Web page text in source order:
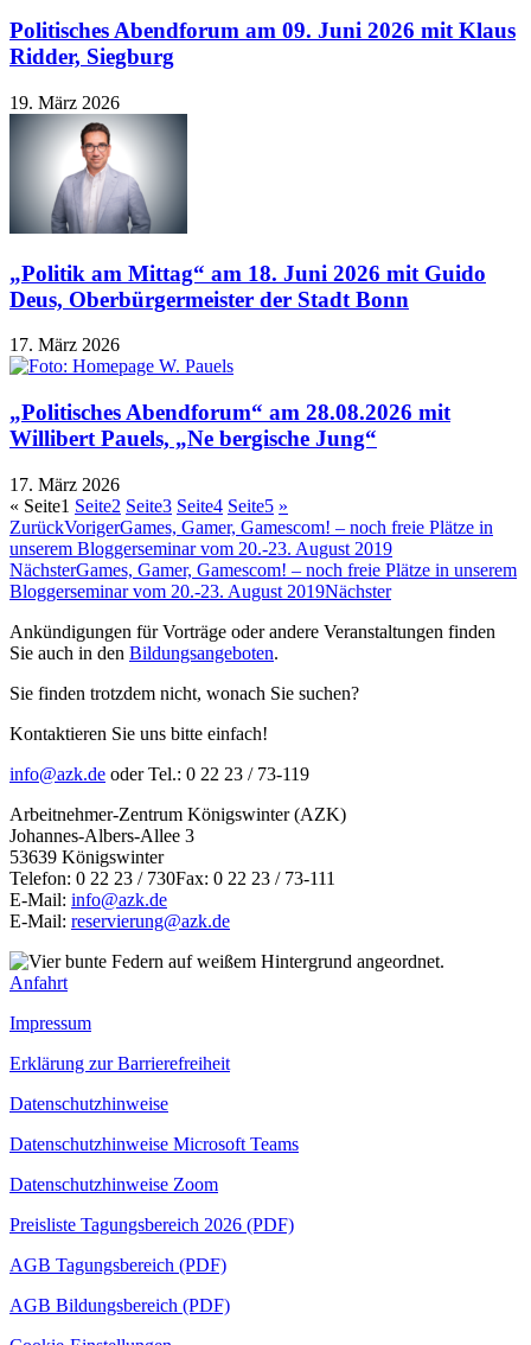
Politisches Abendforum am 09. Juni 2026 mit Klaus
Ridder, Siegburg
19. März 2026
„Politik am Mittag“ am 18. Juni 2026 mit Guido
Deus, Oberbürgermeister der Stadt Bonn
17. März 2026
„Politisches Abendforum“ am 28.08.2026 mit
Willibert Pauels, „Ne bergische Jung“
17. März 2026
« Seite1 Seite2 Seite3 Seite4 Seite5 »
ZurückVorigerGames, Gamer, Gamescom! – noch freie Plätze in
unserem Bloggerseminar vom 20.-23. August 2019
NächsterGames, Gamer, Gamescom! – noch freie Plätze in unserem
Bloggerseminar vom 20.-23. August 2019Nächster
Ankündigungen für Vorträge oder andere Veranstaltungen finden
Sie auch in den Bildungsangeboten.
Sie finden trotzdem nicht, wonach Sie suchen?
Kontaktieren Sie uns bitte einfach!
info@azk.de oder Tel.: 0 22 23 / 73-119
Arbeitnehmer-Zentrum Königswinter (AZK)
Johannes-Albers-Allee 3
53639 Königswinter
Telefon: 0 22 23 / 730Fax: 0 22 23 / 73-111
E-Mail: info@azk.de
E-Mail: reservierung@azk.de
Anfahrt
Impressum
Erklärung zur Barrierefreiheit
Datenschutzhinweise
Datenschutzhinweise Microsoft Teams
Datenschutzhinweise Zoom
Preisliste Tagungsbereich 2026 (PDF)
AGB Tagungsbereich (PDF)
AGB Bildungsbereich (PDF)